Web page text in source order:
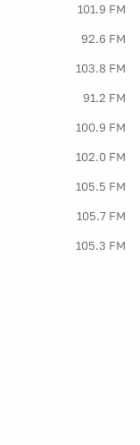
101.9 FM
92.6 FM
103.8 FM
91.2 FM
100.9 FM
102.0 FM
105.5 FM
105.7 FM
105.3 FM